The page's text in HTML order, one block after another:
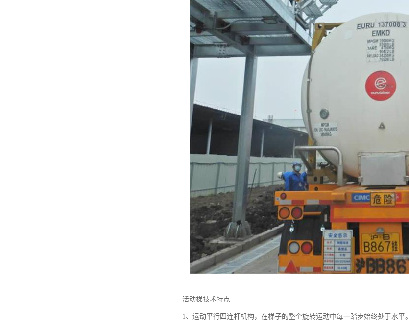
活动梯技术特点
1、运动平行四连杆机构，在梯子的整个旋转运动中每一踏步始终处于水平。